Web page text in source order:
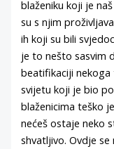
blaženiku koji je
su s njim
ih koji su bili
je to nešto sasvim
beatifikaciji nekoga
svijetu koji je bio
blaženicima teško
nećeš ostaje neko
shvatljivo. Ovdje